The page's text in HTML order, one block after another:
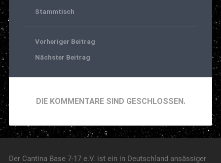
Stammtisch
Vorheriger Beitrag
Nächster Beitrag
DIE KOMMENTARE SIND GESCHLOSSEN.
Der Cantina Base 7-17 e.V. ist ein in Deutschland ansässiger